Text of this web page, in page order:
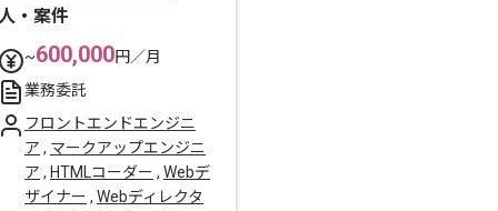
・案件
~600,000円／月
業務委託
フロントエンドエンジニ
ア , マークアップエンジニ
ア , HTMLコーダー , Webデ
ザイナー , Webディレクタ